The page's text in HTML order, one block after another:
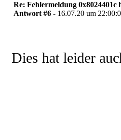
Re: Fehlermeldung 0x8024401c
Antwort #6 - 16.07.20 um
Dies hat leider